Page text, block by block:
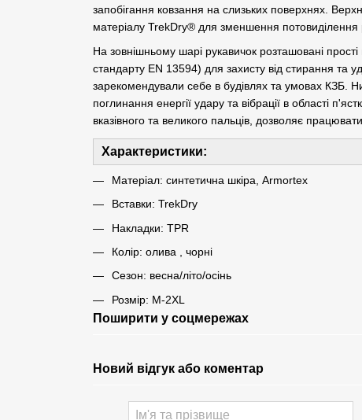
запобігання ковзання на слизьких поверхнях.
матеріалу TrekDry® для зменшення потовиділення
На зовнішньому шарі рукавичок розташовані
стандарту EN 13594) для захисту від стирання та
зарекомендували себе в будівлях та умовах КЗБ.
поглинання енергії удару та вібрації в області
вказівного та великого пальців, дозволяє
Характеристики:
Матеріал: синтетична шкіра, Armortex
Вставки: TrekDry
Накладки: TPR
Колір: олива , чорні
Сезон: весна/літо/осінь
Розмір: M-2XL
Поширити у соцмережах
Новий відгук або коментар